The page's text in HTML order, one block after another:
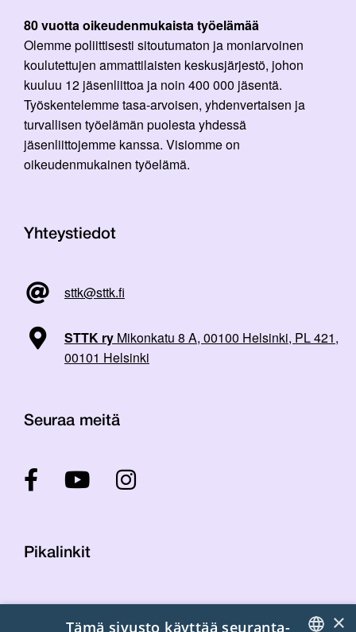
80 vuotta oikeudenmukaista työelämää
Olemme poliittisesti sitoutumaton ja moniarvoinen
koulutettujen ammattilaisten keskusjärjestö, johon
kuuluu 12 jäsenliittoa ja noin 400 000 jäsentä.
Työskentelemme tasa-arvoisen, yhdenvertaisen ja
turvallisen työelämän puolesta yhdessä
jäsenliittojemme kanssa. Visiomme on
oikeudenmukainen työelämä.
Yhteystiedot
sttk@sttk.fi
STTK ry Mikonkatu 8 A, 00100 Helsinki, PL 421,
00101 Helsinki
Seuraa meitä
Pikalinkit
×
Tämä sivusto käyttää seuranta-